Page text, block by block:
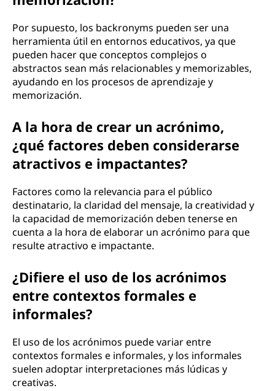
Por supuesto, los backronyms pueden ser una
herramienta útil en entornos educativos, ya que
pueden hacer que conceptos complejos o
abstractos sean más relacionables y memorizables,
ayudando en los procesos de aprendizaje y
memorización.
A la hora de crear un acrónimo,
¿qué factores deben considerarse
atractivos e impactantes?
Factores como la relevancia para el público
destinatario, la claridad del mensaje, la creatividad y
la capacidad de memorización deben tenerse en
cuenta a la hora de elaborar un acrónimo para que
resulte atractivo e impactante.
¿Difiere el uso de los acrónimos
entre contextos formales e
informales?
El uso de los acrónimos puede variar entre
contextos formales e informales, y los informales
suelen adoptar interpretaciones más lúdicas y
creativas.